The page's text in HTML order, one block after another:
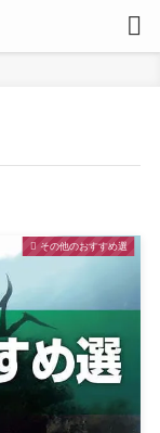
その他のおすすめ選